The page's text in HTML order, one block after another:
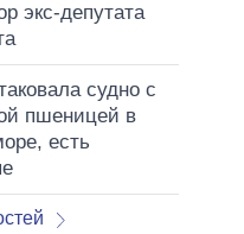
экс-депутата
судно с
пшеницей в
есть